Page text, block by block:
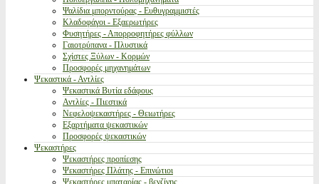
Ψαλίδια μπορντούρας - Ευθυγραμμιστές
Κλαδοφάγοι - Εξαερωτήρες
Φυσητήρες - Απορροφητήρες φύλλων
Γαιοτρύπανα - Πλυστικά
Σχίστες Ξύλων - Κορμών
Προσφορές μηχανημάτων
Ψεκαστικά - Αντλίες
Ψεκαστικά Βυτία εδάφους
Αντλίες - Πιεστικά
Νεφελοψεκαστήρες - Θειωτήρες
Εξαρτήματα ψεκαστικών
Προσφορές ψεκαστικών
Ψεκαστήρες
Ψεκαστήρες προπίεσης
Ψεκαστήρες Πλάτης - Επινώτιοι
Ψεκαστήρες μπαταρίας - βενζίνης